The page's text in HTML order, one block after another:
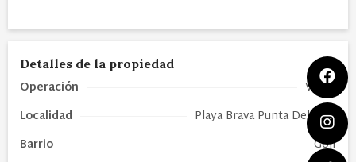
Detalles de la propiedad
Operación
Venta
Localidad
Playa Brava Punta Del Este
Barrio
Golf